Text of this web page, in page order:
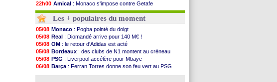
22h00 Amical : Monaco s'impose contre Getafe
21h48 Nantes: Der Zakarian et sa relation avec Kita
21h39
OM: le club prêt à libérer Kondogbia ?
21h26 Monaco: le message touchant d'Akliouche
21h05
FIFA: Tebas en remet une couche
20h47
FIFA : l'UEFA maintient la pression
20h30
PSG: Tebas encense Luis Enrique
20h18
Real: Vinicius jusqu'en 2032 (officiel)
20h04
Lyon: Mangala va rejoindre Getafe
19h47
OM: une offre refusée pour Aguerd
Les + populaires du moment
05/08 Monaco : Pogba pointé du doigt
05/08 Real : Diomandé arrive pour 140 M€ !
05/08 OM : le retour d'Adidas est acté
05/08 Bordeaux : des clubs de N1 montent au créneau
05/08 PSG : Liverpool accélère pour Mbaye
06/08 Barça : Ferran Torres donne son feu vert au PSG